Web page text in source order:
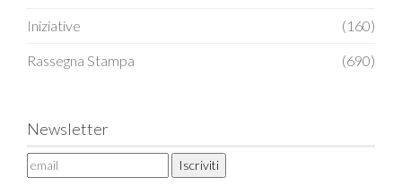
Iniziative (160)
Rassegna Stampa (690)
Newsletter